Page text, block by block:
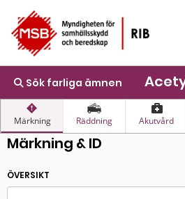
Sök farliga ämnen
Märkning Räddning Akutvård
Märkning & ID
ÖVERSIKT